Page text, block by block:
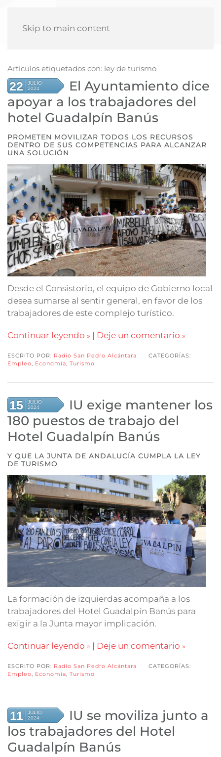
Skip to main content
Artículos etiquetados con: ley de turismo
22
JULIO
2024
El Ayuntamiento dice
apoyar a los trabajadores del
hotel Guadalpín Banús
PROMETEN MOVILIZAR TODOS LOS RECURSOS
DENTRO DE SUS COMPETENCIAS PARA ALCANZAR
UNA SOLUCIÓN
Desde el Consistorio, el equipo de Gobierno local
desea sumarse al sentir general, en favor de los
trabajadores de este complejo turístico.
Continuar leyendo | Deje un comentario
ESCRITO POR: Radio San Pedro Alcántara
CATEGORÍAS:
Empleo
Economía Turismo
15
JULIO
2024
IU exige mantener los
180 puestos de trabajo del
Hotel Guadalpín Banús
Y QUE LA JUNTA DE ANDALUCÍA CUMPLA LA LEY
DE TURISMO
La formación de izquierdas acompaña a los
trabajadores del Hotel Guadalpín Banús para
exigir a la Junta mayor implicación.
Continuar leyendo | Deje un comentario
ESCRITO POR: Radio San Pedro Alcántara
CATEGORÍAS:
Empleo, Economía, Turismo
11
JULIO
2024
IU se moviliza junto a
los trabajadores del Hotel
Guadalpín Banús